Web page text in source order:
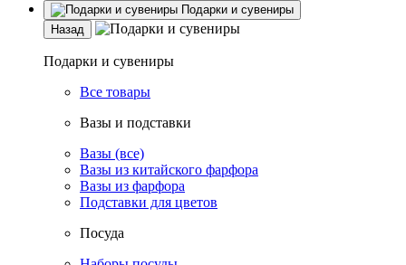
Подарки и сувениры
Назад
Подарки и сувениры
Все товары
Вазы и подставки
Вазы (все)
Вазы из китайского фарфора
Вазы из фарфора
Подставки для цветов
Посуда